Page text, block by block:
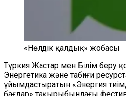
«Нөлдік қалдық» жобасы
Түркия Жастар мен Білім беру
Энергетика және табиғи
ұйымдастыратын «Энергия
бағдар» тақырыбындағы